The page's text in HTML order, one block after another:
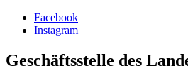
Facebook
Instagram
Geschäftsstelle des